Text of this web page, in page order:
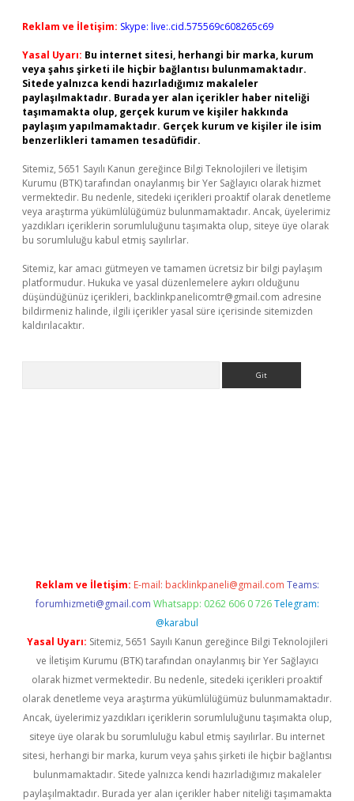
Reklam ve İletişim: Skype: live:.cid.575569c608265c69
Yasal Uyarı: Bu internet sitesi, herhangi bir marka, kurum
veya şahıs şirketi ile hiçbir bağlantısı bulunmamaktadır.
Sitede yalnızca kendi hazırladığımız makaleler
paylaşılmaktadır. Burada yer alan içerikler haber niteliği
taşımamakta olup, gerçek kurum ve kişiler hakkında
paylaşım yapılmamaktadır. Gerçek kurum ve kişiler ile isim
benzerlikleri tamamen tesadüfidir.
Sitemiz, 5651 Sayılı Kanun gereğince Bilgi Teknolojileri ve İletişim
Kurumu (BTK) tarafından onaylanmış bir Yer Sağlayıcı olarak hizmet
vermektedir. Bu nedenle, sitedeki içerikleri proaktif olarak denetleme
veya araştırma yükümlülüğümüz bulunmamaktadır. Ancak, üyelerimiz
yazdıkları içeriklerin sorumluluğunu taşımakta olup, siteye üye olarak
bu sorumluluğu kabul etmiş sayılırlar.
Sitemiz, kar amacı gütmeyen ve tamamen ücretsiz bir bilgi paylaşım
platformudur. Hukuka ve yasal düzenlemelere aykırı olduğunu
düşündüğünüz içerikleri, backlinkpanelicomtr@gmail.com adresine
bildirmeniz halinde, ilgili içerikler yasal süre içerisinde sitemizden
kaldırılacaktır.
Reklam ve İletişim: E-mail: backlinkpaneli@gmail.com Teams:
forumhizmeti@gmail.com Whatsapp: 0262 606 0 726 Telegram:
@karabul
Yasal Uyarı: Sitemiz, 5651 Sayılı Kanun gereğince Bilgi Teknolojileri
ve İletişim Kurumu (BTK) tarafından onaylanmış bir Yer Sağlayıcı
olarak hizmet vermektedir. Bu nedenle, sitedeki içerikleri proaktif
olarak denetleme veya araştırma yükümlülüğümüz bulunmamaktadır.
Ancak, üyelerimiz yazdıkları içeriklerin sorumluluğunu taşımakta olup,
siteye üye olarak bu sorumluluğu kabul etmiş sayılırlar. Bu internet
sitesi, herhangi bir marka, kurum veya şahıs şirketi ile hiçbir bağlantısı
bulunmamaktadır. Sitede yalnızca kendi hazırladığımız makaleler
paylaşılmaktadır. Burada yer alan içerikler haber niteliği taşımamakta